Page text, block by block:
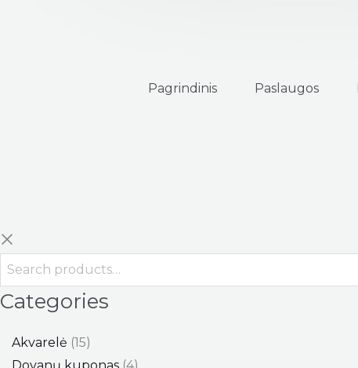
Pagrindinis Paslaugos
Categories
Akvarelė 15